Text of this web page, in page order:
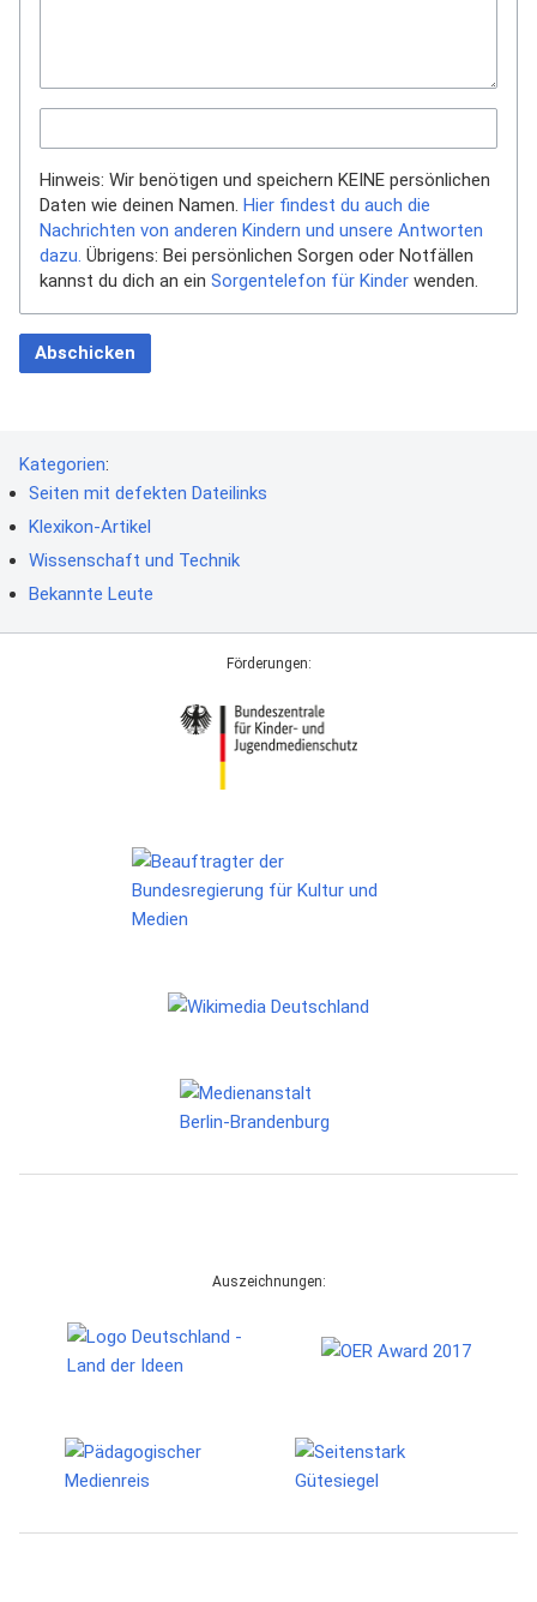
Hinweis: Wir benötigen und speichern KEINE persönlichen
Daten wie deinen Namen. Hier findest du auch die
Nachrichten von anderen Kindern und unsere Antworten
dazu. Übrigens: Bei persönlichen Sorgen oder Notfällen
kannst du dich an ein Sorgentelefon für Kinder wenden.
Abschicken
Kategorien:
Seiten mit defekten Dateilinks
Klexikon-Artikel
Wissenschaft und Technik
Bekannte Leute
Förderungen:
Auszeichnungen: